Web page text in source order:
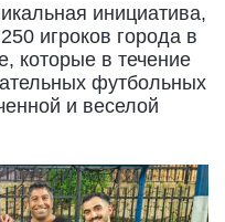
инициатива,
игроков города в
которые в течение
футбольных
и веселой